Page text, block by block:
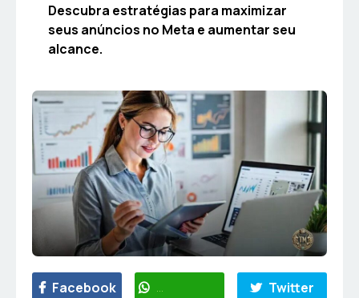
Descubra estratégias para maximizar
seus anúncios no Meta e aumentar seu
alcance.
Facebook WhatsApp Twitter